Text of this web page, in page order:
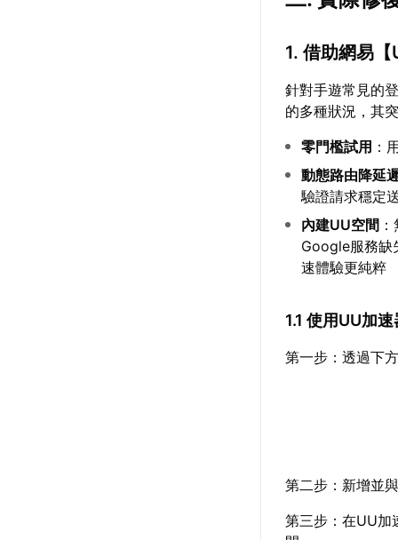
1. 借助網易【
針對手遊常見的
的多種狀況，其
零門檻試用 ：
動態路由降延
驗證請求穩定
內建UU空間
Google服務缺
速體驗更純粹
1.1 使用UU加
第一步：透過下
第二步：新增並
第三步：在UU加